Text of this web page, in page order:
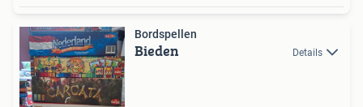
Bordspellen
Bieden Details